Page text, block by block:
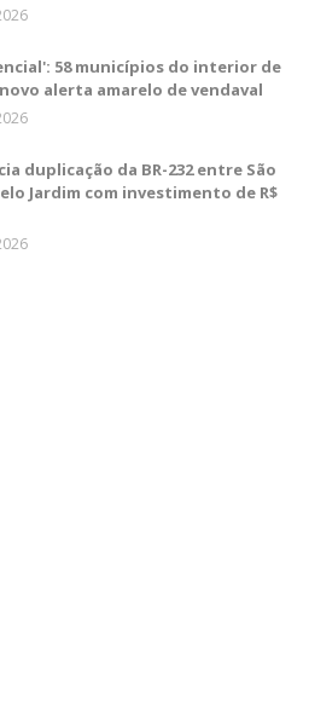
58 municípios do interior de
novo alerta amarelo de vendaval
duplicação da BR-232 entre São
Jardim com investimento de R$